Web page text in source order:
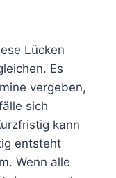
Lücken
Es
vergeben,
sich
kann
entsteht
Wenn alle